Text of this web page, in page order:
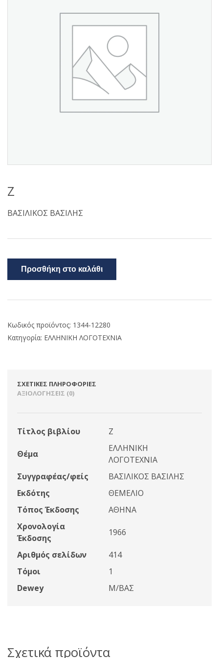
Ζ
ΒΑΣΙΛΙΚΟΣ ΒΑΣΙΛΗΣ
Προσθήκη στο καλάθι
Κωδικός προϊόντος: 1344-12280
Κατηγορία: ΕΛΛΗΝΙΚΗ ΛΟΓΟΤΕΧΝΙΑ
ΣΧΕΤΙΚΈΣ ΠΛΗΡΟΦΟΡΊΕΣ
ΑΞΙΟΛΟΓΉΣΕΙΣ (0)
Τίτλος βιβλίου Ζ
Θέμα
ΕΛΛΗΝΙΚΗ
ΛΟΓΟΤΕΧΝΙΑ
Συγγραφέας/φείς
ΒΑΣΙΛΙΚΟΣ ΒΑΣΙΛΗΣ
Εκδότης
ΘΕΜΕΛΙΟ
Τόπος Έκδοσης
ΑΘΗΝΑ
Χρονολογία
Έκδοσης
1966
Αριθμός σελίδων
414
Τόμοι
1
Dewey
Μ/ΒΑΣ
Σχετικά προϊόντα